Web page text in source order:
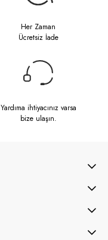
Her Zaman
Ücretsiz İade
Yardıma ihtiyacınız varsa
bize ulaşın.